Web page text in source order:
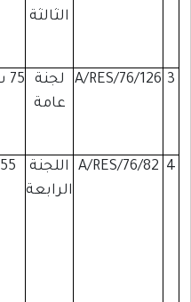
الثالثة
3
A/RES/76/126
لجنة
عامة
75 ب
4
A/RES/76/82
اللجنة
الرابعة
55